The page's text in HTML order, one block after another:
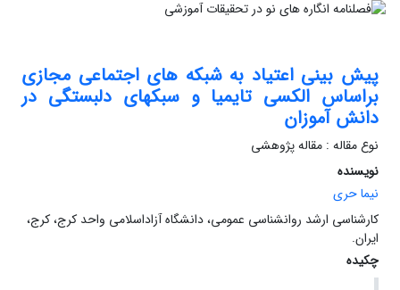
پیش ‏بینی اعتیاد به شبکه ‏های اجتماعی مجازی
براساس الکسی تایمیا و سبک‏های دلبستگی در
دانش ‏آموزان
نوع مقاله : مقاله پژوهشی
نویسنده
نیما حری
کارشناسی ارشد روانشناسی عمومی، دانشگاه آزاداسلامی واحد کرج، کرج،
ایران.
چکیده